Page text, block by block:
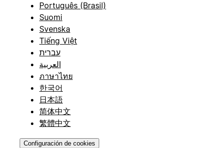
Português (Brasil)
Suomi
Svenska
Tiếng Việt
עברית
العربية
ภาษาไทย
한국어
日本語
简体中文
繁體中文
Configuración de cookies